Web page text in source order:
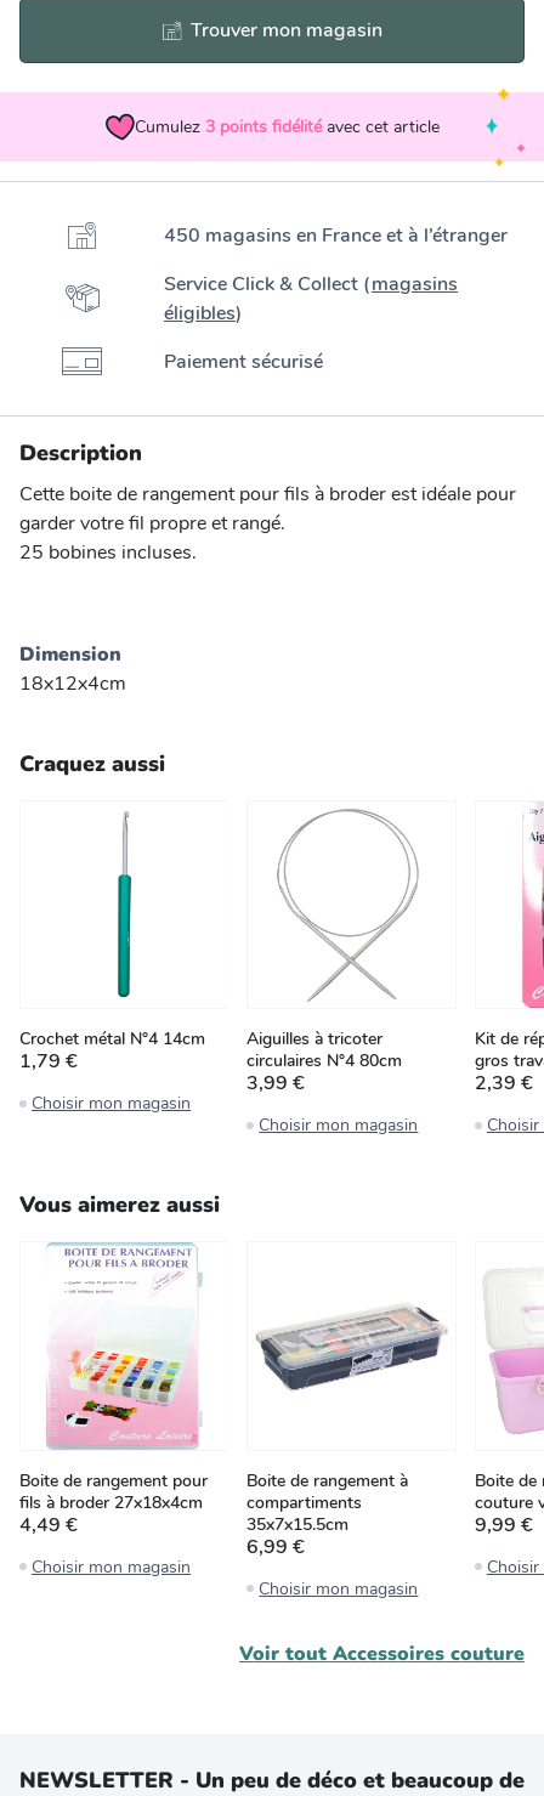
Trouver mon magasin
Cumulez 3 points fidélité avec cet article
450 magasins en France et à l’étranger
Service Click & Collect (magasins
éligibles)
Paiement sécurisé
Description
Cette boite de rangement pour fils à broder est idéale pour
garder votre fil propre et rangé.
25 bobines incluses.
Dimension
18x12x4cm
Craquez aussi
Crochet métal N°4 14cm
1,79 €
Choisir mon magasin
Aiguilles à tricoter
circulaires N°4 80cm
3,99 €
Choisir mon magasin
Kit de
gros
2,39 €
Vous aimerez aussi
Boite de rangement pour
fils à broder 27x18x4cm
4,49 €
Choisir mon magasin
Boite de rangement à
compartiments
35x7x15.5cm
6,99 €
Choisir mon magasin
Boite de
couture
9,99 €
Voir tout Accessoires couture
NEWSLETTER - Un peu de déco et beaucoup de